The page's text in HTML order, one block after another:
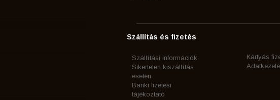
Szállítás és fizetés
Szállítási információk
Sikertelen kiszállítás
esetén
Banki fizetési
tájékoztató
Kártyás